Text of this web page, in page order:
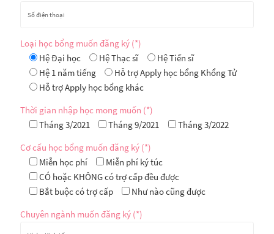
Loại học bổng muốn đăng ký (*)
Hệ Đại học
Hệ Thạc sĩ
Hệ Tiến sĩ
Hệ 1 năm tiếng
Hỗ trợ Apply học bổng Khổng Tử
Hỗ trợ Apply học bổng khác
Thời gian nhập học mong muốn (*)
Tháng 3/2021
Tháng 9/2021 Tháng 3/2022
Cơ cấu học bổng muốn đăng ký (*)
Miễn học phí
Miễn phí ký túc
CÓ hoặc KHÔNG có trợ cấp đều được
Bắt buộc có trợ cấp
Như nào cũng được
Chuyên ngành muốn đăng ký (*)